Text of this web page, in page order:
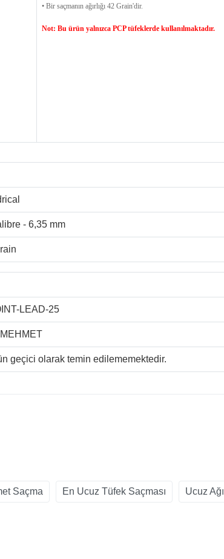
• Bir saçmanın ağırlığı 42 Grain'dir.
Not: Bu ürün yalnızca PCP tüfeklerde kullanılmaktadır.
- 6,35 mm
LEAD-25
MEHMET
geçici olarak temin edilememektedir.
Saçma En Ucuz Tüfek Saçması Ucuz